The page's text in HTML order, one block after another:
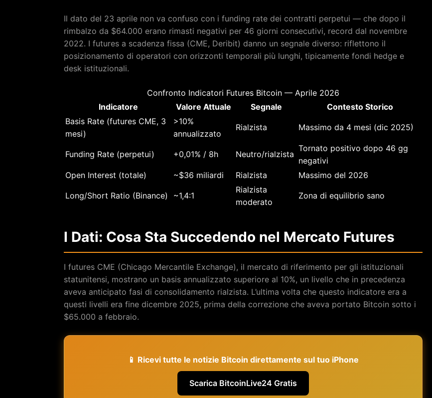
Il dato del 23 aprile non va confuso con i funding rate dei contratti perpetui — che dopo il
rimbalzo da $64.000 erano rimasti negativi per 46 giorni consecutivi, record dal novembre
2022. I futures a scadenza fissa (CME, Deribit) danno un segnale diverso: riflettono il
posizionamento di operatori con orizzonti temporali più lunghi, tipicamente fondi hedge e
desk istituzionali.
Confronto Indicatori Futures Bitcoin — Aprile 2026
Indicatore
Valore Attuale Segnale
Contesto Storico
Basis Rate (futures CME, 3
mesi)
>10%
annualizzato
Rialzista Massimo da 4 mesi (dic 2025)
Funding Rate (perpetui) +0,01% / 8h Neutro/rialzista
Tornato positivo dopo 46 gg
negativi
Open Interest (totale)
~$36 miliardi Rialzista Massimo del 2026
Long/Short Ratio (Binance) ~1,4:1
Rialzista
moderato
Zona di equilibrio sano
I Dati: Cosa Sta Succedendo nel Mercato Futures
I futures CME (Chicago Mercantile Exchange), il mercato di riferimento per gli istituzionali
statunitensi, mostrano un basis annualizzato superiore al 10%, un livello che in precedenza
aveva anticipato fasi di consolidamento rialzista. L’ultima volta che questo indicatore era a
questi livelli era fine dicembre 2025, prima della correzione che aveva portato Bitcoin sotto i
$65.000 a febbraio.
📱 Ricevi tutte le notizie Bitcoin direttamente sul tuo iPhone
Scarica BitcoinLive24 Gratis